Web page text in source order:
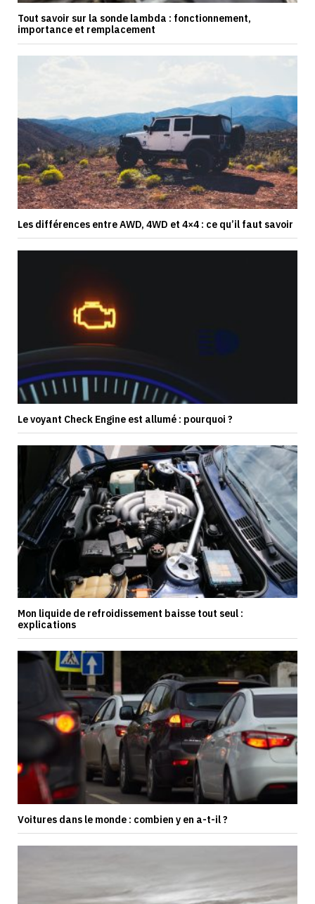
Tout savoir sur la sonde lambda : fonctionnement,
importance et remplacement
Les différences entre AWD, 4WD et 4×4 : ce qu’il faut savoir
Le voyant Check Engine est allumé : pourquoi ?
Mon liquide de refroidissement baisse tout seul :
explications
Voitures dans le monde : combien y en a-t-il ?